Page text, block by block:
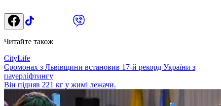
Читайте також
CityLife
Єромонах з Львівщини встановив 17-й рекорд України з
пауерліфтингу
Він підняв 221 кг у жимі лежачи.